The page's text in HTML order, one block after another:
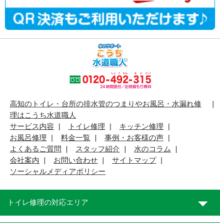
高知のトイレ・台所の排水管のつまりやお風呂・水漏れ修
理はこうち水道職人
サービス内容
トイレ修理
キッチン修理
お風呂修理
料金一覧
事例・お客様の声
よくあるご質問
スタッフ紹介
水のコラム
会社案内
お問い合わせ
サイトマップ
ソーシャルメディアポリシー
トイレ修理の対応エリア